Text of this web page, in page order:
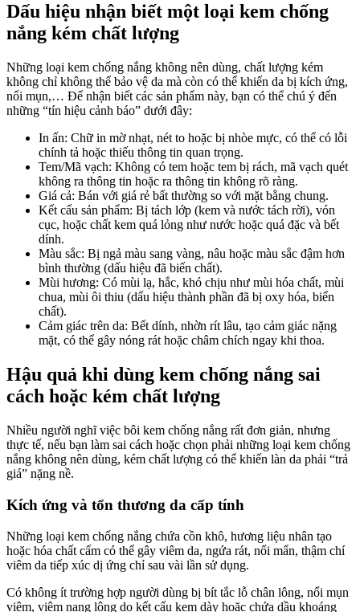
Dấu hiệu nhận biết một loại kem chống
nắng kém chất lượng
Những loại kem chống nắng không nên dùng, chất lượng kém
không chỉ không thể bảo vệ da mà còn có thể khiến da bị kích ứng,
nổi mụn,… Để nhận biết các sản phẩm này, bạn có thể chú ý đến
những “tín hiệu cảnh báo” dưới đây:
In ấn: Chữ in mờ nhạt, nét to hoặc bị nhòe mực, có thể có lỗi
chính tả hoặc thiếu thông tin quan trọng.
Tem/Mã vạch: Không có tem hoặc tem bị rách, mã vạch quét
không ra thông tin hoặc ra thông tin không rõ ràng.
Giá cả: Bán với giá rẻ bất thường so với mặt bằng chung.
Kết cấu sản phẩm: Bị tách lớp (kem và nước tách rời), vón
cục, hoặc chất kem quá lỏng như nước hoặc quá đặc và bết
dính.
Màu sắc: Bị ngả màu sang vàng, nâu hoặc màu sắc đậm hơn
bình thường (dấu hiệu đã biến chất).
Mùi hương: Có mùi lạ, hắc, khó chịu như mùi hóa chất, mùi
chua, mùi ôi thiu (dấu hiệu thành phần đã bị oxy hóa, biến
chất).
Cảm giác trên da: Bết dính, nhờn rít lâu, tạo cảm giác nặng
mặt, có thể gây nóng rát hoặc châm chích ngay khi thoa.
Hậu quả khi dùng kem chống nắng sai
cách hoặc kém chất lượng
Nhiều người nghĩ việc bôi kem chống nắng rất đơn giản, nhưng
thực tế, nếu bạn làm sai cách hoặc chọn phải những loại kem chống
nắng không nên dùng, kém chất lượng có thể khiến làn da phải “trả
giá” nặng nề.
Kích ứng và tổn thương da cấp tính
Những loại kem chống nắng chứa cồn khô, hương liệu nhân tạo
hoặc hóa chất cấm có thể gây viêm da, ngứa rát, nổi mẩn, thậm chí
viêm da tiếp xúc dị ứng chỉ sau vài lần sử dụng.
Có không ít trường hợp người dùng bị bít tắc lỗ chân lông, nổi mụn
viêm, viêm nang lông do kết cấu kem dày hoặc chứa dầu khoáng